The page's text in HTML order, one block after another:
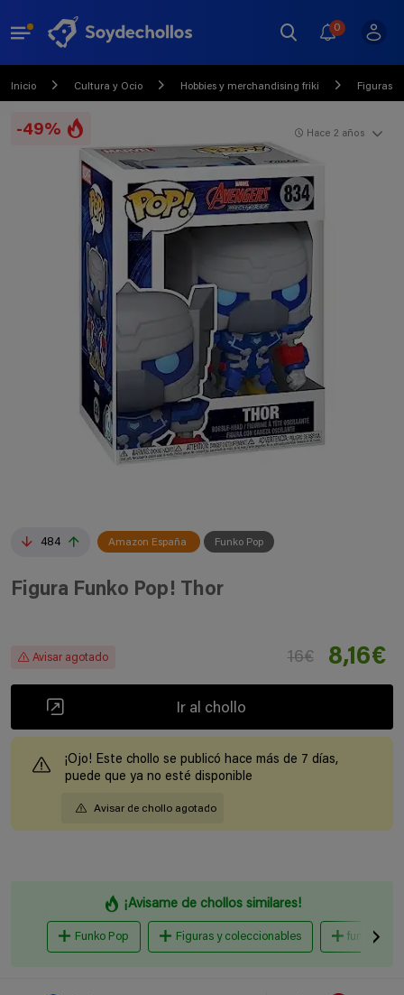
0
Inicio Cultura y Ocio Hobbies y merchandising friki Figuras
-49%
484 Amazon España Funko Pop
Hace 2 años
Figura Funko Pop! Thor
Avisar agotado 16€ 8,16€
Ir al chollo
¡Ojo! Este chollo se publicó hace más de 7 días,
puede que ya no esté disponible
Avisar de chollo agotado
¡Avisame de chollos similares!
Funko Pop Figuras y coleccionables funko pop